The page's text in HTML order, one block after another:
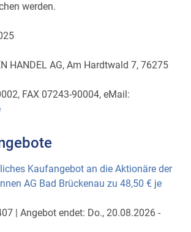
werden.
HANDEL AG, Am Hardtwald 7, 76275
FAX 07243-90004, eMail:
Kaufangebot an die Aktionäre der
AG Bad Brückenau zu 48,50 € je
| Angebot endet: Do., 20.08.2026 -